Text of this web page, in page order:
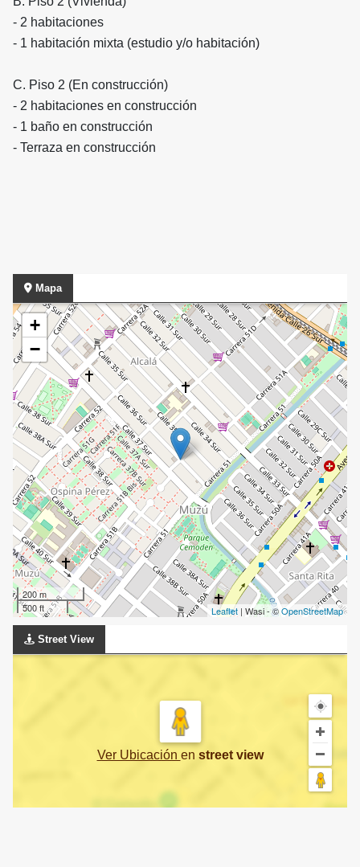
- 2 habitaciones
- 1 habitación mixta (estudio y/o habitación)
C. Piso 2 (En construcción)
- 2 habitaciones en construcción
- 1 baño en construcción
- Terraza en construcción
Mapa
+
−
200 m
500 ft
Leaflet | Wasi - ©OpenStreetMap
Street View
Ver Ubicación en street view